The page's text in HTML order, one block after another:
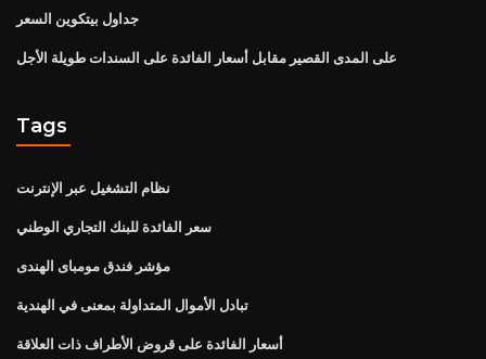
جداول بيتكوين السعر
على المدى القصير مقابل أسعار الفائدة على السندات طويلة الأجل
Tags
نظام التشغيل عبر الإنترنت
سعر الفائدة للبنك التجاري الوطني
مؤشر فندق مومباى الهندى
تبادل الأموال المتداولة بمعنى في الهندية
أسعار الفائدة على قروض الأطراف ذات العلاقة